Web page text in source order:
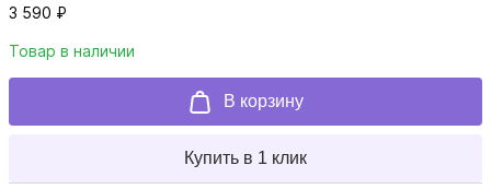
3 590 ₽
Товар в наличии
В корзину
Купить в 1 клик